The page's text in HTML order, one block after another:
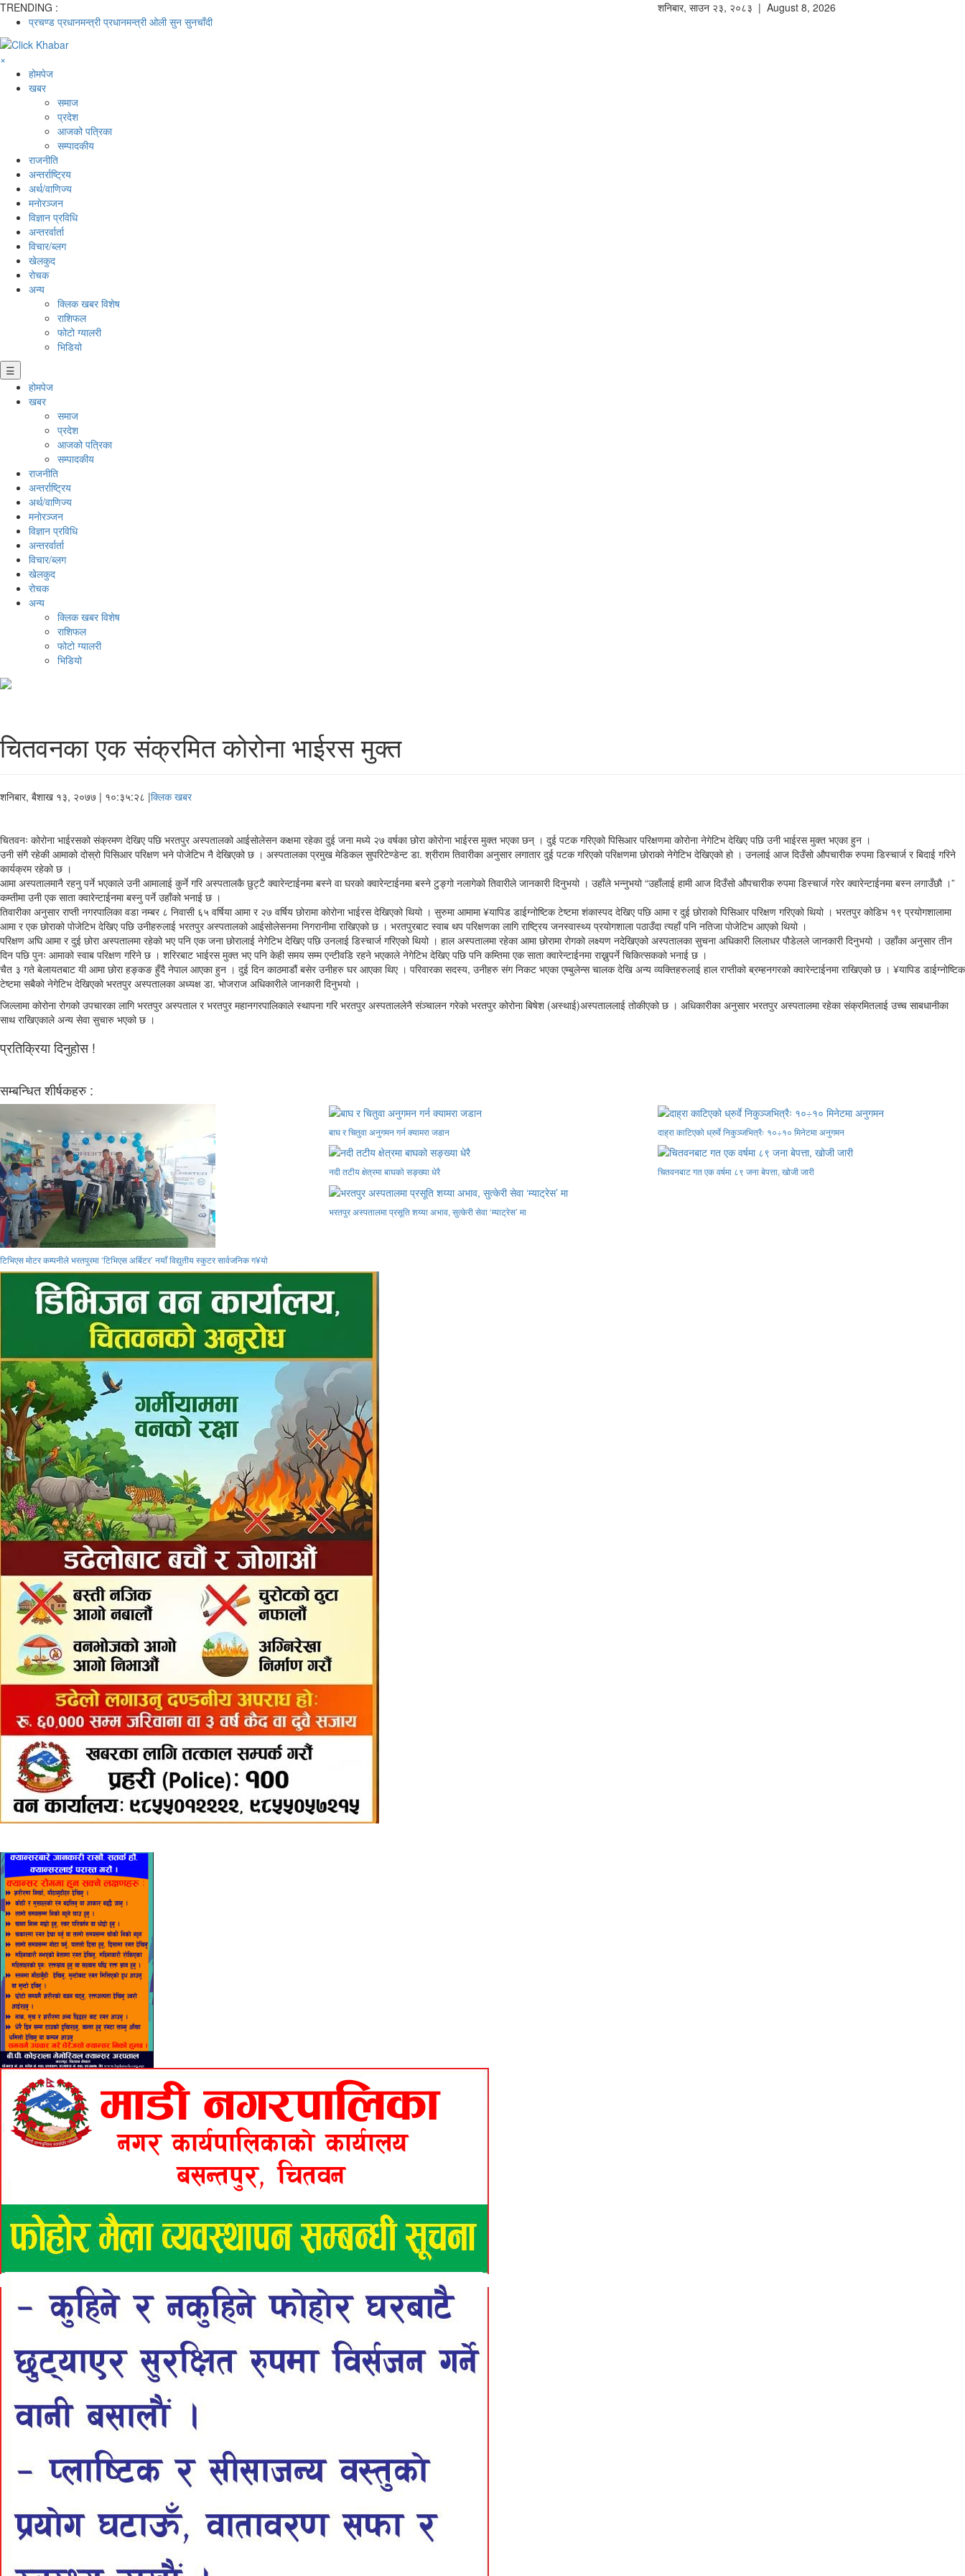
TRENDING :
प्रचण्ड प्रधानमन्त्री प्रधानमन्त्री ओली सुन सुनचाँदी
शनिबार, साउन २३, २०८३ | August 8, 2026
×
होमपेज
खबर
समाज
प्रदेश
आजको पत्रिका
सम्पादकीय
राजनीति
अन्तर्राष्ट्रिय
अर्थ/वाणिज्य
मनाेरञ्जन
विज्ञान प्रविधि
अन्तरर्वार्ता
विचार/ब्लग
खेलकुद
रोचक
अन्य
क्लिक खबर विशेष
राशिफल
फोटो ग्यालरी
भिडियो
☰
होमपेज
खबर
समाज
प्रदेश
आजको पत्रिका
सम्पादकीय
राजनीति
अन्तर्राष्ट्रिय
अर्थ/वाणिज्य
मनाेरञ्जन
विज्ञान प्रविधि
अन्तरर्वार्ता
विचार/ब्लग
खेलकुद
रोचक
अन्य
क्लिक खबर विशेष
राशिफल
फोटो ग्यालरी
भिडियो
चितवनका एक संक्रमित कोरोना भाईरस मुक्त
शनिबार, बैशाख १३, २०७७ | १०:३५:२८ |क्लिक खबर
चितवनः कोरोना भाईरसको संक्रमण देखिए पछि भरतपुर अस्पतालको आईसोलेसन कक्षमा रहेका दुई जना मध्ये २७ वर्षका छोरा कोरोना भाईरस मुक्त भएका छन् । दुई पटक गरिएको पिसिआर परिक्षणमा कोरोना नेगेटिभ देखिए पछि उनी भाईरस मुक्त भएका हुन ।
उनी संगै रहेकी आमाको दोस्रो पिसिआर परिक्षण भने पोजेटिभ नै देखिएको छ । अस्पतालका प्रमुख मेडिकल सुपरिटेण्डेन्ट डा. श्रीराम तिवारीका अनुसार लगातार दुई पटक गरिएको परिक्षणमा छोराको नेगेटिभ देखिएको हो । उनलाई आज दिउँसो औपचारीक रुपमा डिस्चार्ज र बिदाई गरिने
कार्यक्रम रहेको छ ।
आमा अस्पतालमानै रहनु पर्ने भएकाले उनी आमालाई कुर्ने गरि अस्पतालकै छुट्टै क्वारेन्टाईनमा बस्ने वा घरको क्वारेन्टाईनमा बस्ने टुङ्गो नलागेको तिवारीले जानकारी दिनुभयो । उहाँले भन्नुभयो “उहाँलाई हामी आज दिउँसो औपचारीक रुपमा डिस्चार्ज गरेर क्वारेन्टाईनमा बस्न लगाउँछौ ।”
कम्तीमा उनी एक साता क्वारेन्टाईनमा बस्नु पर्ने उहाँको भनाई छ ।
तिवारीका अनुसार राप्ती नगरपालिका वडा नम्बर ८ निवासी ६५ वर्षिया आमा र २७ वर्षिय छोरामा कोरोना भाईरस देखिएको थियो । सुरुमा आमामा ¥यापिड डाईग्नोष्टिक टेष्टमा शंकास्पद देखिए पछि आमा र दुई छोराको पिसिआर परिक्षण गरिएको थियो । भरतपुर कोडिभ १९ प्रयोगशालामा
आमा र एक छोराको पोजेटिभ देखिए पछि उनीहरुलाई भरतपुर अस्पतालको आईसोलेसनमा निगरानीमा राखिएको छ । भरतपुरबाट स्वाब थप परिक्षणका लागि राष्ट्रिय जनस्वास्थ्य प्रयोगशाला पठाउँदा त्यहाँ पनि नतिजा पोजेटिभ आएको थियो ।
परिक्षण अघि आमा र दुई छोरा अस्पतालमा रहेको भए पनि एक जना छोरालाई नेगेटिभ देखिए पछि उनलाई डिस्चार्ज गरिएको थियो । हाल अस्पतालमा रहेका आमा छोरामा रोगको लक्ष्यण नदेखिएको अस्पतालका सुचना अधिकारी लिलाधर पौडेलले जानकारी दिनुभयो । उहाँका अनुसार तीन
दिन पछि पुनः आमाको स्वाब परिक्षण गरिने छ । शरिरबाट भाईरस मुक्त भए पनि केही समय सम्म एन्टीवडि रहने भएकाले नेगेटिभ देखिए पछि पनि कम्तिमा एक साता क्वारेन्टाईनमा राख्नुपर्ने चिकित्सकको भनाई छ ।
चैत ३ गते बेलायतबाट यी आमा छोरा हङ्कङ हुँदै नेपाल आएका हुन । दुई दिन काठमाडौं बसेर उनीहरु घर आएका थिए । परिवारका सदस्य, उनीहरु संग निकट भएका एम्बुलेन्स चालक देखि अन्य व्यक्तिहरुलाई हाल राप्तीको ब्रम्हनगरको क्वारेन्टाईनमा राखिएको छ । ¥यापिड डाईग्नोष्टिक
टेष्टमा सबैको नेगेटिभ देखिएको भरतपुर अस्पतालका अध्यक्ष डा. भोजराज अधिकारीले जानकारी दिनुभयो ।
जिल्लामा कोरोना रोगको उपचारका लागि भरतपुर अस्पताल र भरतपुर महानगरपालिकाले स्थापना गरि भरतपुर अस्पताललेनै संञ्चालन गरेको भरतपुर कोरोना बिषेश (अस्थाई)अस्पताललाई तोकीएको छ । अधिकारीका अनुसार भरतपुर अस्पतालमा रहेका संक्रमितलाई उच्च साबधानीका
साथ राखिएकाले अन्य सेवा सुचारु भएको छ ।
प्रतिक्रिया दिनुहोस !
सम्बन्धित शीर्षकहरु :
टिभिएस मोटर कम्पनीले भरतपुरमा ‘टिभिएस अर्बिटर’ नयाँ विद्युतीय स्कुटर सार्वजनिक ग¥यो
बाघ र चितुवा अनुगमन गर्न क्यामरा जडान दाह्रा काटिएको ध्रुर्वे निकुञ्जभित्रैः १०÷१० मिनेटमा अनुगमन
नदी तटीय क्षेत्रमा बाघको सङ्ख्या धेरै चितवनबाट गत एक वर्षमा ८९ जना बेपत्ता, खोजी जारी
भरतपुर अस्पतालमा प्रसूति शय्या अभाव, सुत्केरी सेवा ‘म्याट्रेस’ मा